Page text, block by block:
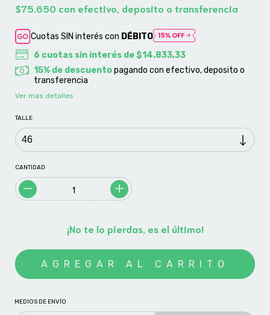
$75.650 con efectivo, deposito o transferencia
Cuotas SIN interés con DÉBITO
6 cuotas sin interés de$14.833,33
15% de descuentopagando con efectivo, deposito o
transferencia
Ver más detalles
TALLE
CANTIDAD
¡No te lo pierdas, es el último!
MEDIOS DE ENVÍO